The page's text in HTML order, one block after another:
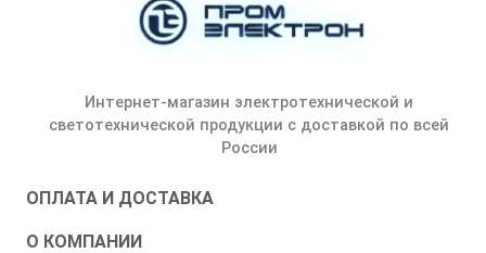
Интернет-магазин электротехнической и
светотехнической продукции с доставкой по всей
России
ОПЛАТА И ДОСТАВКА
О КОМПАНИИ